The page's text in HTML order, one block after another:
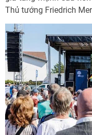
Thủ tướng Friedrich